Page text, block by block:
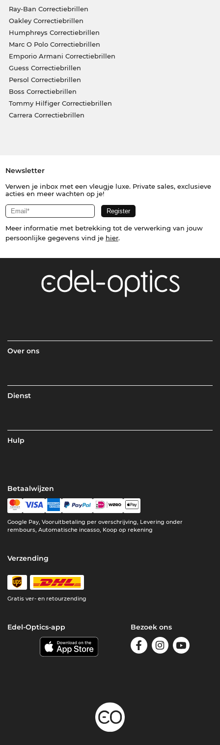
Ray-Ban Correctiebrillen
Oakley Correctiebrillen
Humphreys Correctiebrillen
Marc O Polo Correctiebrillen
Emporio Armani Correctiebrillen
Guess Correctiebrillen
Persol Correctiebrillen
Boss Correctiebrillen
Tommy Hilfiger Correctiebrillen
Carrera Correctiebrillen
Newsletter
Verwen je inbox met een vleugje luxe. Private sales, exclusieve
acties en meer wachten op je!
Meer informatie met betrekking tot de verwerking van jouw
persoonlijke gegevens vind je hier.
Over ons
Dienst
Hulp
Betaalwijzen
Google Pay, Vooruitbetaling per overschrijving, Levering onder
rembours, Automatische incasso, Koop op rekening
Verzending
Gratis ver- en retourzending
Edel-Optics-app Bezoek ons